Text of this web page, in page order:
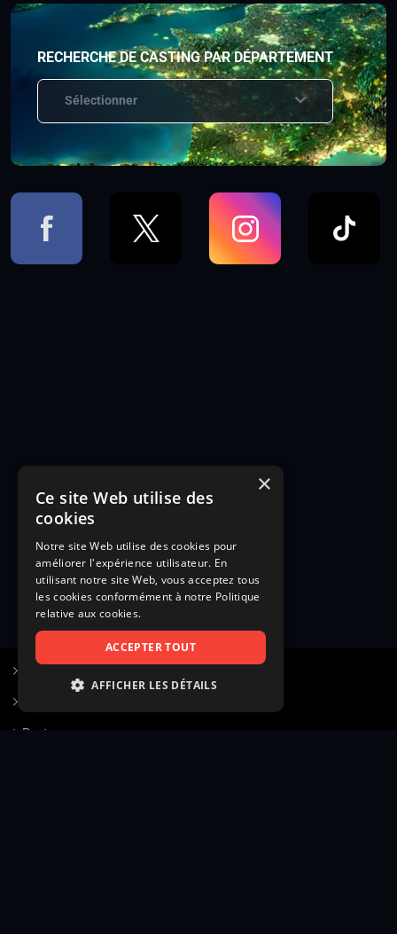
RECHERCHE DE CASTING PAR DÉPARTEMENT
Sélectionner
Poster une annonce
×
Ce site Web utilise des
cookies
Notre site Web utilise des cookies pour
améliorer l'expérience utilisateur. En
utilisant notre site Web, vous acceptez tous
les cookies conformément à notre Politique
relative aux cookies.
ACCEPTER TOUT
AFFICHER LES DÉTAILS